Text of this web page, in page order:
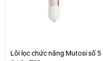
Lõi lọc chức năng Mutosi số 5